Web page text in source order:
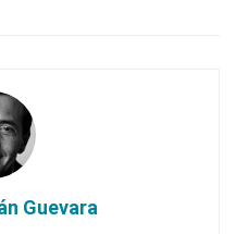
Guevara